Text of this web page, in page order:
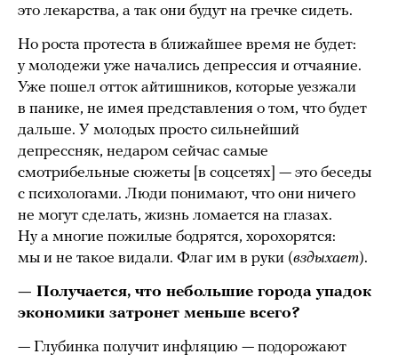
это лекарства, а так они будут на гречке сидеть.
Но роста протеста в ближайшее время не будет:
у молодежи уже начались депрессия и отчаяние.
Уже пошел отток айтишников, которые уезжали
в панике, не имея представления о том, что будет
дальше. У молодых просто сильнейший
депрессняк, недаром сейчас самые
смотрибельные сюжеты [в соцсетях] — это беседы
с психологами. Люди понимают, что они ничего
не могут сделать, жизнь ломается на глазах.
Ну а многие пожилые бодрятся, хорохорятся:
мы и не такое видали. Флаг им в руки (вздыхает).
— Получается, что небольшие города упадок
экономики затронет меньше всего?
— Глубинка получит инфляцию — подорожают